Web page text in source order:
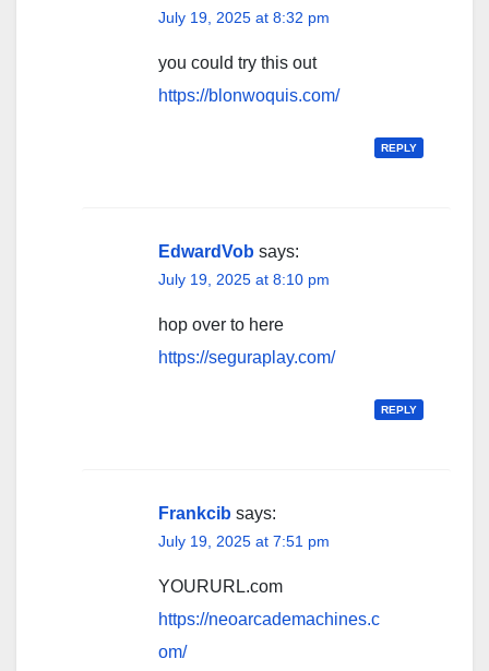
July 19, 2025 at 8:32 pm
you could try this out
https://blonwoquis.com/
REPLY
EdwardVob says:
July 19, 2025 at 8:10 pm
hop over to here
https://seguraplay.com/
REPLY
Frankcib says:
July 19, 2025 at 7:51 pm
YOURURL.com
https://neoarcademachines.c
om/